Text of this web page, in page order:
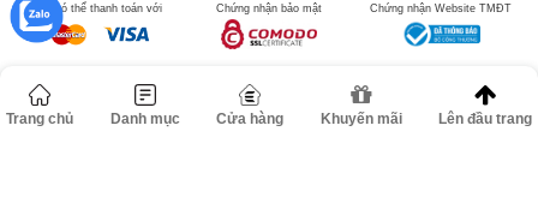
Bạn có thể thanh toán với Chứng nhận bảo mật Chứng nhận Website TMĐT
©2016 bepviet.vn - Công ty TNHH Dann Việt Nam. MST
Trang chủ Danh mục Cửa hàng Khuyến mãi Lên đầu trang